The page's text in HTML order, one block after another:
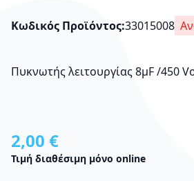
Κωδικός Προϊόντος 33015008
Πυκνωτής λειτουργίας 8μF /450
2,00 €
Τιμή διαθέσιμη μόνο online